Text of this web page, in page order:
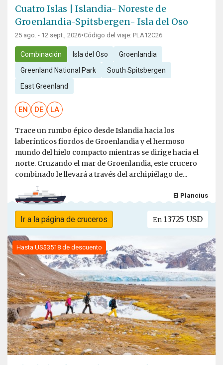
Cuatro Islas | Islandia- Noreste de
Groenlandia-Spitsbergen- Isla del Oso
25 ago. - 12 sept., 2026•Código del viaje: PLA12C26
Combinación Isla del Oso Groenlandia
Greenland National Park South Spitsbergen
East Greenland
EN DE LA
Trace un rumbo épico desde Islandia hacia los
laberínticos fiordos de Groenlandia y el hermoso
mundo del hielo compacto mientras se dirige hacia el
norte. Cruzando el mar de Groenlandia, este crucero
combinado le llevará a través del archipiélago de...
El Plancius
Ir a la página de cruceros En 13725 USD
Hasta US$3518 de descuento